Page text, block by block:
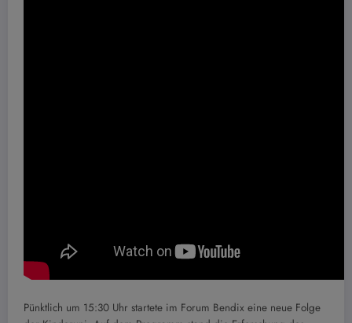
Pünktlich um 15:30 Uhr startete im Forum Bendix eine neue Folge